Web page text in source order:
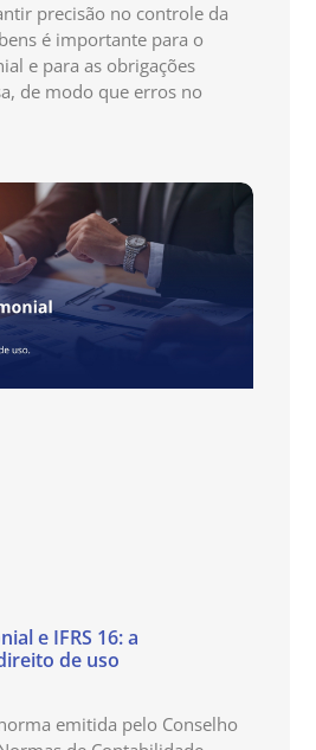
precisão no controle da
é importante para o
e para as obrigações
de modo que erros no
e IFRS 16: a
de uso
emitida pelo Conselho